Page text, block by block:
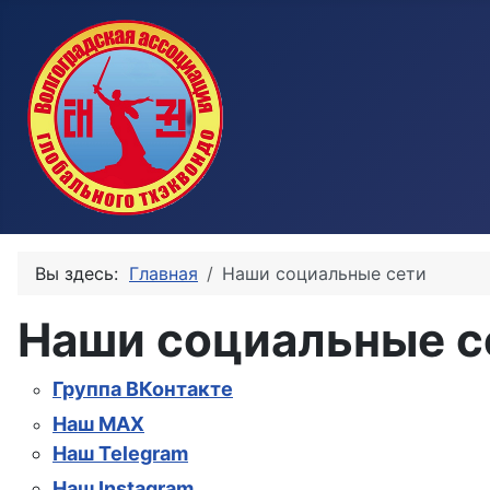
Вы здесь: Главная Наши социальные сети
Наши социальные
Группа ВКонтакте
Наш MAX
Наш Telegram